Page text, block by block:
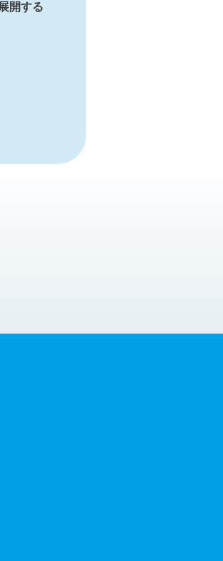
開する